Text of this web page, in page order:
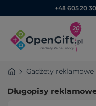
+48 605 20
Gadżety reklamowe
Długopisy